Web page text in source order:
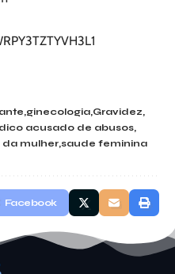
ginecologia Gravidez
acusado de abusos
da mulher saude feminina
Facebook